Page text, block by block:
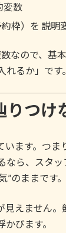
変数
枠）を 説明
ので、基
るか」です
りつけ
ます。つま
ら、スタ
のままです。
見えません
びます。